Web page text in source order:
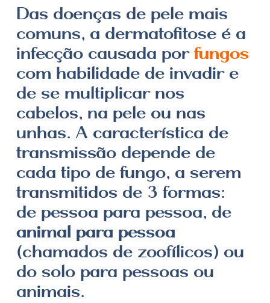
Das doenças de pele mais
comuns, a dermatofitose é a
infecção causada porfungos
com habilidade de invadir e
de se multiplicar nos
cabelos, na pele ou nas
unhas. A característica de
transmissão depende de
cada tipo de fungo, a serem
transmitidos de 3 formas:
de pessoa para pessoa, de
animal para pessoa
(chamados de zoofílicos) ou
do solo para pessoas ou
animais.